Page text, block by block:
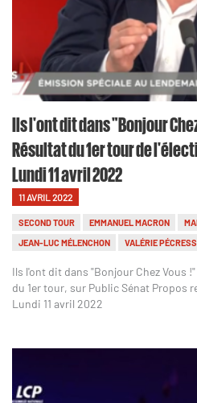
Ils l'ont dit dans "Bonjour
Résultat du 1er tour de
Lundi 11 avril 2022
11 AVRIL 2022
SECOND TOUR EMMANUEL MACRON
JEAN-LUC MÉLENCHON
VALÉRIE
Ils l'ont dit dans "Bonjour Chez Vous
du 1er tour, sur Public Sénat Propos
Lundi 11 avril 2022